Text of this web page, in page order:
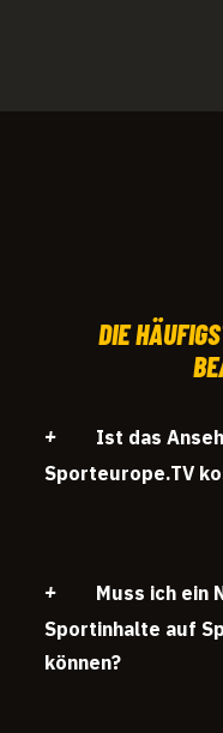
DIE
Ist das
Sporteurope.TV
Muss ich ein
Sportinhalte auf
können?